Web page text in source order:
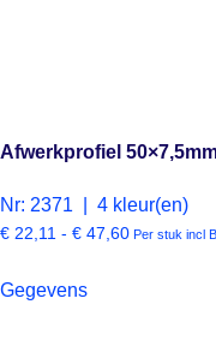
Afwerkprofiel
Nr: 2371 | 4 kleur(en)
€ 22,11 - € 47,60 Per stuk incl
Gegevens